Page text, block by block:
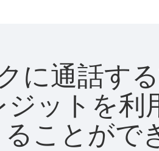
に通話す
ットを
ることがで